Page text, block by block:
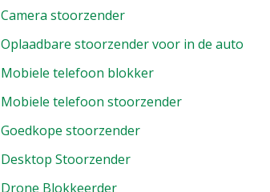
Camera stoorzender
Oplaadbare stoorzender voor in de auto
Mobiele telefoon blokker
Mobiele telefoon stoorzender
Goedkope stoorzender
Desktop Stoorzender
Drone Blokkeerder